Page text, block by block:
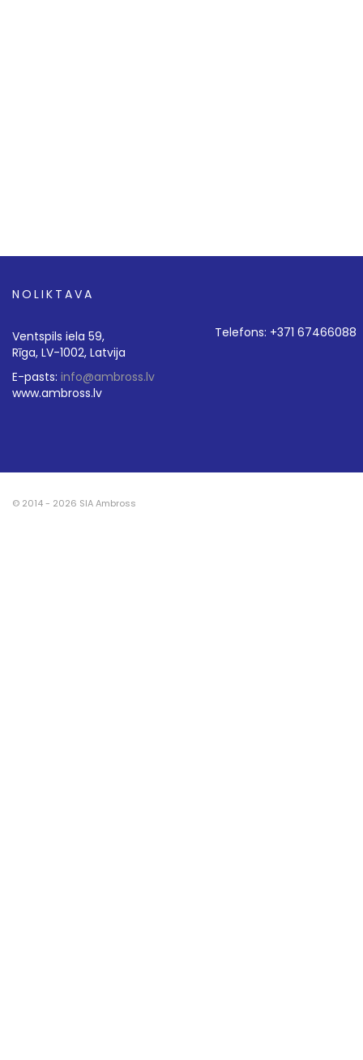
NOLIKTAVA
Ventspils iela 59,
Rīga, LV-1002, Latvija
E-pasts: info@ambross.lv
www.ambross.lv
Telefons: +371 67466088
© 2014 - 2026 SIA Ambross